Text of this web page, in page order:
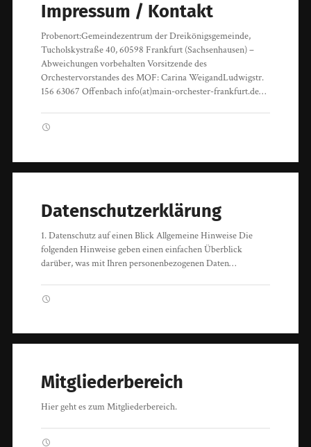
Impressum / Kontakt
Probenort:Gemeindezentrum der Dreikönigsgemeinde,
Tucholskystraße 40, 60598 Frankfurt (Sachsenhausen) –
Abweichungen vorbehalten Vorsitzende des
Orchestervorstandes des MOF: Carina WeigandLudwigstr.
156 63067 Offenbach info(at)main-orchester-frankfurt.de…
Datenschutzerklärung
1. Datenschutz auf einen Blick Allgemeine Hinweise Die
folgenden Hinweise geben einen einfachen Überblick
darüber, was mit Ihren personenbezogenen Daten…
Mitgliederbereich
Hier geht es zum Mitgliederbereich.